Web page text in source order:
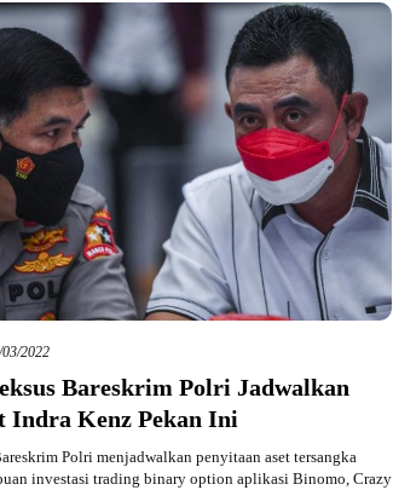
2022
Bareskrim Polri Jadwalkan
Indra Kenz Pekan Ini
Polri menjadwalkan penyitaan aset tersangka
investasi trading binary option aplikasi Binomo, Crazy